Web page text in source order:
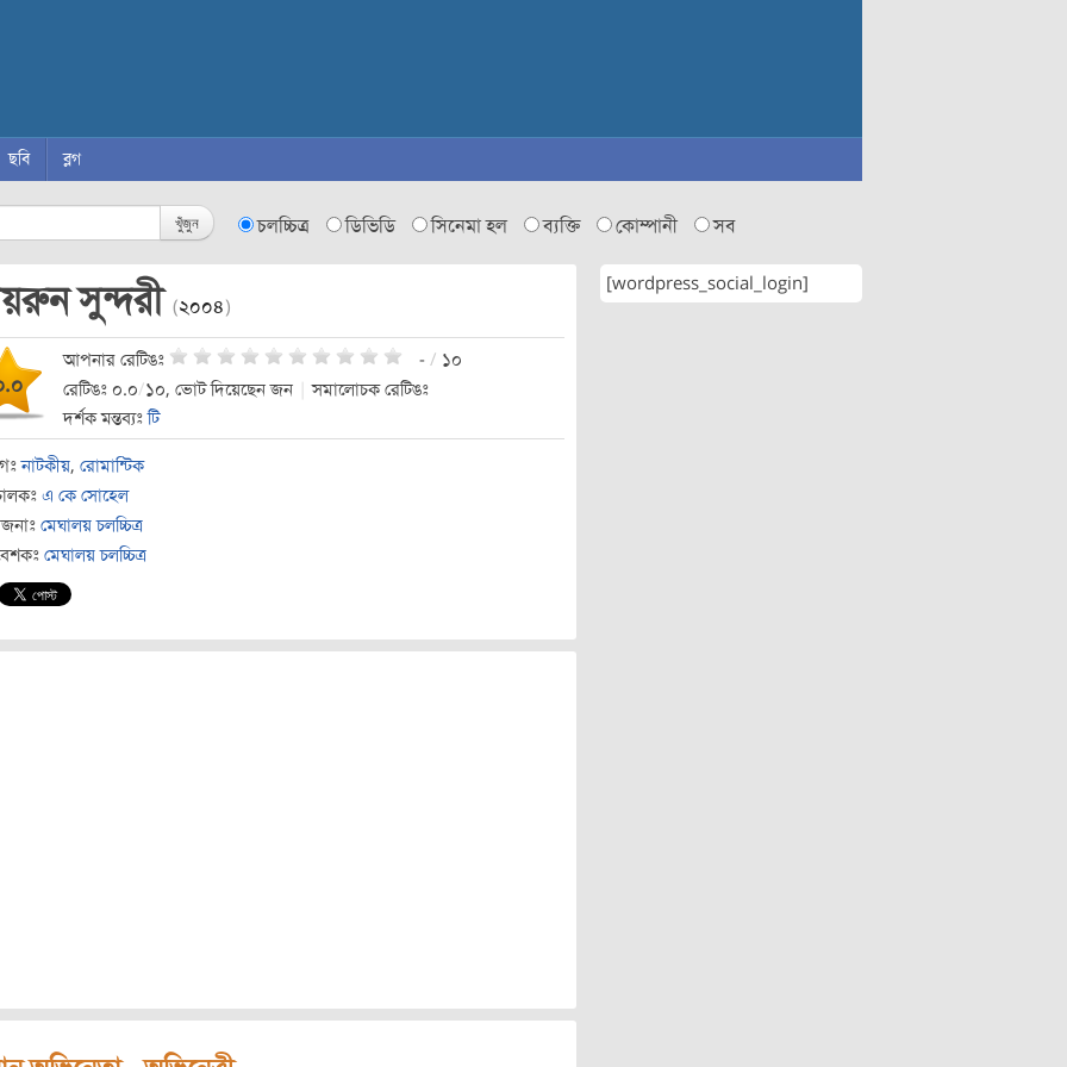
ছবি ব্লগ
খুঁজুন চলচ্চিত্র ডিভিডি সিনেমা হল ব্যক্তি কোম্পানী সব
সুন্দরী (২০০৪)
আপনার রেটিঙঃ - / ১০
রেটিঙঃ ০.০/১০, ভোট দিয়েছেন জন
সমালোচক রেটিঙঃ
দর্শক মন্তব্যঃটি
নাটকীয়, রোমান্টিক
এ কে সোহেল
মেঘালয় চলচ্চিত্র
মেঘালয় চলচ্চিত্র
[wordpress_social_login]